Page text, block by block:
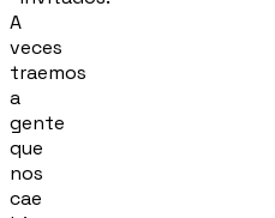
A
veces
traemos
a
gente
que
nos
cae